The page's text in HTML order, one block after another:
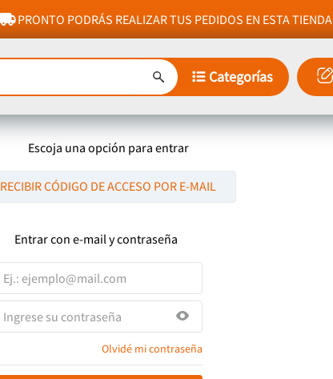
PRONTO PODRÁS REALIZAR TUS PEDIDOS EN ESTA TIENDA
Categorías
Escoja una opción para entrar
RECIBIR CÓDIGO DE ACCESO POR E-MAIL
Entrar con e-mail y contraseña
Olvidé mi contraseña